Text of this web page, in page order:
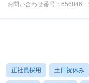
お問い合わせ番号：656846
正社員採用 土日祝休み